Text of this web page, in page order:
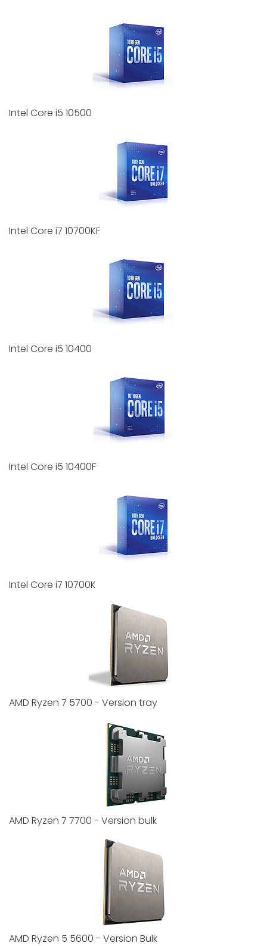
Intel Core i5 10500
Intel Core i7 10700KF
Intel Core i5 10400
Intel Core i5 10400F
Intel Core i7 10700K
AMD Ryzen 7 5700 - Version tray
AMD Ryzen 7 7700 - Version bulk
AMD Ryzen 5 5600 - Version Bulk